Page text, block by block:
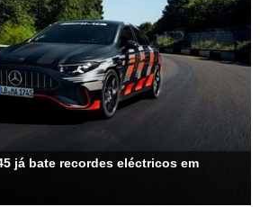
já bate recordes eléctricos em